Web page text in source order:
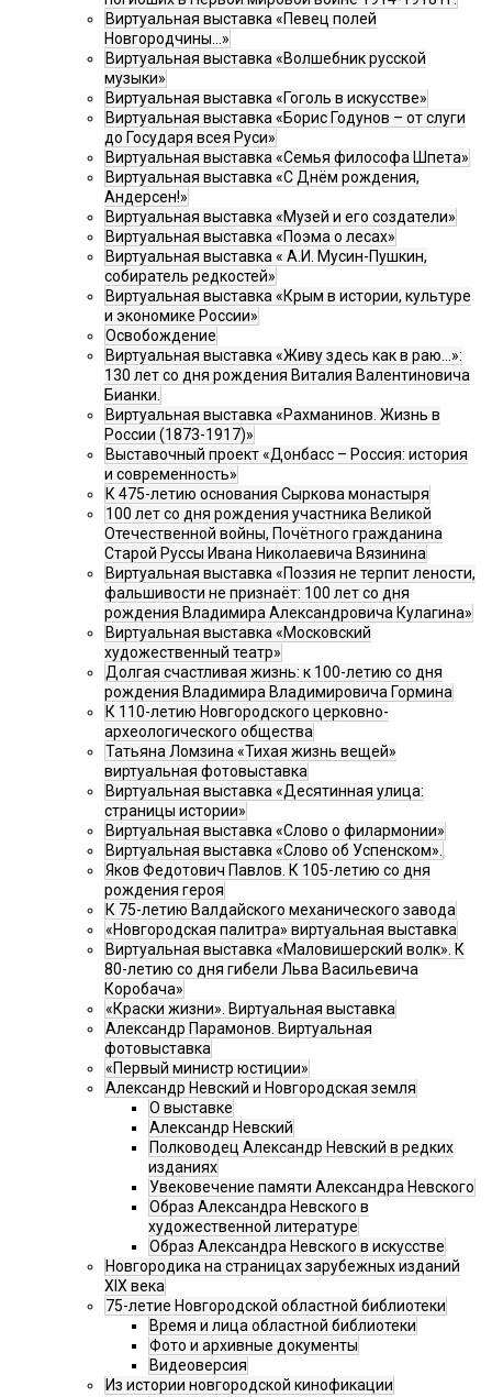
Виртуальная выставка «Певец полей
Новгородчины…»
Виртуальная выставка «Волшебник русской
музыки»
Виртуальная выставка «Гоголь в искусстве»
Виртуальная выставка «Борис Годунов – от слуги
до Государя всея Руси»
Виртуальная выставка «Семья философа Шпета»
Виртуальная выставка «С Днём рождения,
Андерсен!»
Виртуальная выставка «Музей и его создатели»
Виртуальная выставка «Поэма о лесах»
Виртуальная выставка « А.И. Мусин-Пушкин,
собиратель редкостей»
Виртуальная выставка «Крым в истории, культуре
и экономике России»
Освобождение
Виртуальная выставка «Живу здесь как в раю…»:
130 лет со дня рождения Виталия Валентиновича
Бианки.
Виртуальная выставка «Рахманинов. Жизнь в
России (1873-1917)»
Выставочный проект «Донбасс – Россия: история
и современность»
К 475-летию основания Сыркова монастыря
100 лет со дня рождения участника Великой
Отечественной войны, Почётного гражданина
Старой Руссы Ивана Николаевича Вязинина
Виртуальная выставка «Поэзия не терпит лености,
фальшивости не признаёт: 100 лет со дня
рождения Владимира Александровича Кулагина»
Виртуальная выставка «Московский
художественный театр»
Долгая счастливая жизнь: к 100-летию со дня
рождения Владимира Владимировича Гормина
К 110-летию Новгородского церковно-
археологического общества
Татьяна Ломзина «Тихая жизнь вещей»
виртуальная фотовыставка
Виртуальная выставка «Десятинная улица:
страницы истории»
Виртуальная выставка «Слово о филармонии»
Виртуальная выставка «Слово об Успенском».
Яков Федотович Павлов. К 105-летию со дня
рождения героя
К 75-летию Валдайского механического завода
«Новгородская палитра» виртуальная выставка
Виртуальная выставка «Маловишерский волк». К
80-летию со дня гибели Льва Васильевича
Коробача»
«Краски жизни». Виртуальная выставка
Александр Парамонов. Виртуальная
фотовыставка
«Первый министр юстиции»
Александр Невский и Новгородская земля
О выставке
Александр Невский
Полководец Александр Невский в редких
изданиях
Увековечение памяти Александра Невского
Образ Александра Невского в
художественной литературе
Образ Александра Невского в искусстве
Новгородика на страницах зарубежных изданий
XIX века
75-летие Новгородской областной библиотеки
Время и лица областной библиотеки
Фото и архивные документы
Видеоверсия
Из истории новгородской кинофикации